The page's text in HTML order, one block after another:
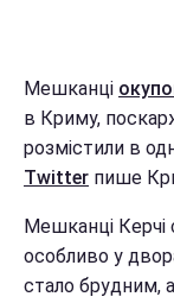
Мешканці
в Криму,
розмістили в
Twitter пише
Мешканці Керчі
особливо у
стало брудним,